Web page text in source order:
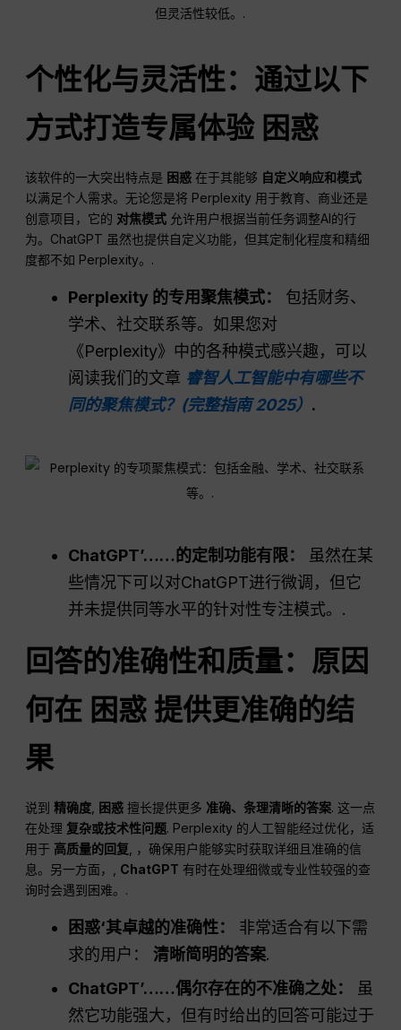
个性化与灵活性：通过以下
方式打造专属体验 困惑
该软件的一大突出特点是 困惑 在于其能够 自定义响应和模式
以满足个人需求。无论您是将 Perplexity 用于教育、商业还是
创意项目，它的 对焦模式 允许用户根据当前任务调整AI的行
为。ChatGPT 虽然也提供自定义功能，但其定制化程度和精细
度都不如 Perplexity。.
Perplexity 的专用聚焦模式：
包括财务、
学术、社交联系等。如果您对
《Perplexity》中的各种模式感兴趣，可以
阅读我们的文章 睿智人工智能中有哪些不
同的聚焦模式？(完整指南 2025） .
ChatGPT’……的定制功能有限：
虽然在某
些情况下可以对ChatGPT进行微调，但它
并未提供同等水平的针对性专注模式。.
回答的准确性和质量：原因
何在 困惑 提供更准确的结
果
说到精确度, 困惑 擅长提供更多 准确、条理清晰的答案. 这一点
在处理 复杂或技术性问题. Perplexity 的人工智能经过优化，适
用于 高质量的回复, ，确保用户能够实时获取详细且准确的信
息。另一方面，, ChatGPT 有时在处理细微或专业性较强的查
询时会遇到困难。.
困惑‘其卓越的准确性：
非常适合有以下需
求的用户： 清晰简明的答案.
ChatGPT’……偶尔存在的不准确之处：
虽
然它功能强大，但有时给出的回答可能过于